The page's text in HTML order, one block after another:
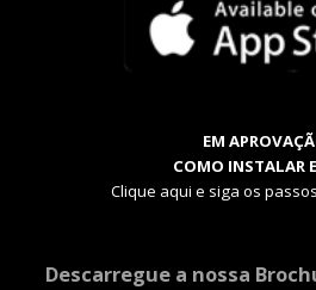
EM
COMO INSTALAR
Clique aqui e siga os
Descarregue a nossa